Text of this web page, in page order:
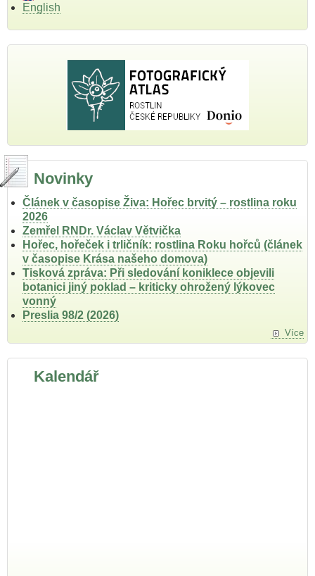
English
Novinky
Článek v časopise Živa: Hořec brvitý – rostlina roku
2026
Zemřel RNDr. Václav Větvička
Hořec, hořeček i trličník: rostlina Roku hořců (článek
v časopise Krása našeho domova)
Tisková zpráva: Při sledování koniklece objevili
botanici jiný poklad – kriticky ohrožený lýkovec
vonný
Preslia 98/2 (2026)
Více
Kalendář